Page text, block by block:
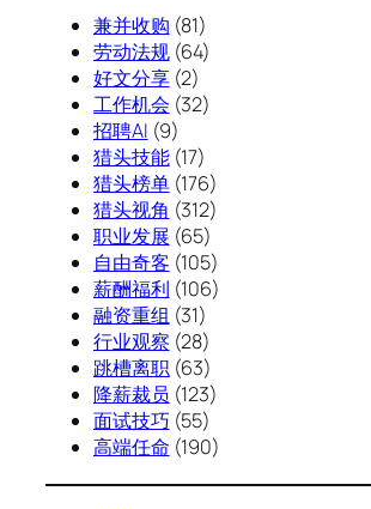
兼并收购 (81)
劳动法规(64)
好文分享(2)
工作机会 (32)
招聘AI (9)
猎头技能(17)
猎头榜单(176)
猎头视角 (312)
职业发展 (65)
自由奇客 (105)
薪酬福利 (106)
融资重组 (31)
行业观察 (28)
跳槽离职(63)
降薪裁员 (123)
面试技巧 (55)
高端任命 (190)